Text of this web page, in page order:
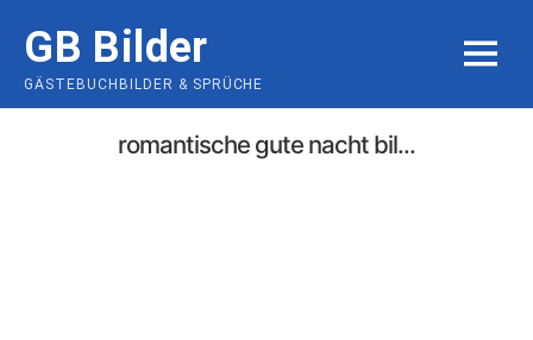
content
GB Bilder
GÄSTEBUCHBILDER & SPRÜCHE
MENU
romantische gute nacht bil...